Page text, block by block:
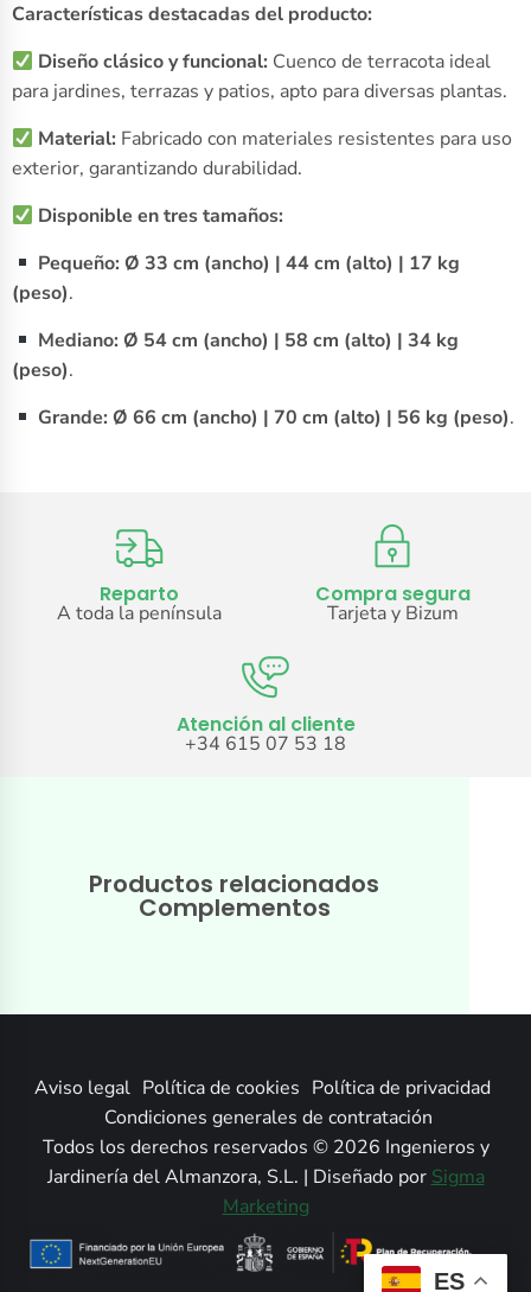
Características destacadas del producto:
Diseño clásico y funcional: Cuenco de terracota ideal
para jardines, terrazas y patios, apto para diversas plantas.
Material: Fabricado con materiales resistentes para uso
exterior, garantizando durabilidad.
Disponible en tres tamaños:
Pequeño: Ø 33 cm (ancho) | 44 cm (alto) | 17 kg
(peso).
Mediano: Ø 54 cm (ancho) | 58 cm (alto) | 34 kg
(peso).
Grande: Ø 66 cm (ancho) | 70 cm (alto) | 56 kg (peso).
Reparto
A toda la península
Compra segura
Tarjeta y Bizum
Atención al cliente
+34 615 07 53 18
Productos relacionados
Complementos
Aviso legal Política de cookies Política de privacidad
Condiciones generales de contratación
Todos los derechos reservados © 2026 Ingenieros y
Jardinería del Almanzora, S.L. | Diseñado por Sigma
Marketing
ES